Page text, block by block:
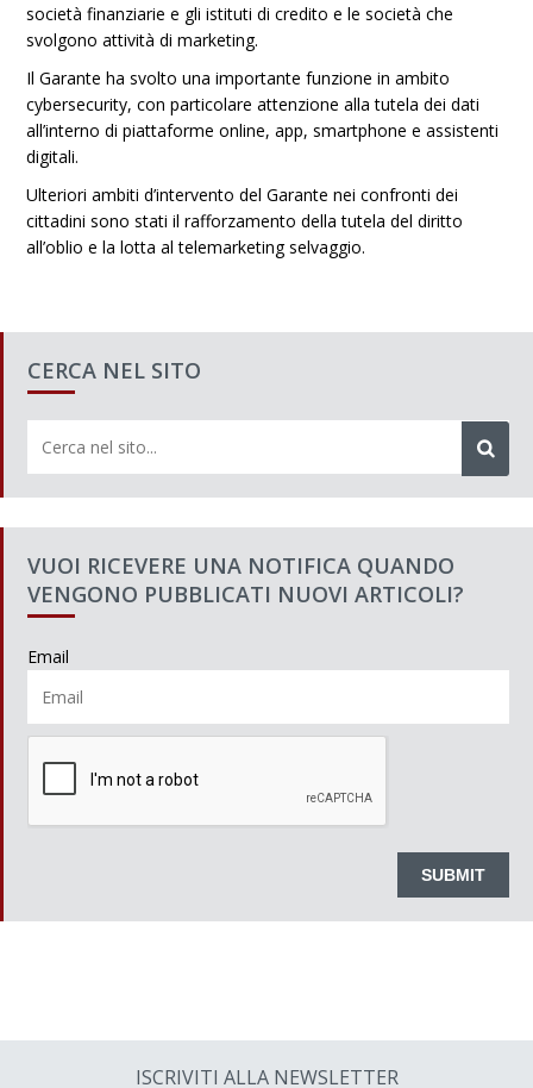
società finanziarie e gli istituti di credito e le società che
svolgono attività di marketing.
Il Garante ha svolto una importante funzione in ambito
cybersecurity, con particolare attenzione alla tutela dei dati
all’interno di piattaforme online, app, smartphone e assistenti
digitali.
Ulteriori ambiti d’intervento del Garante nei confronti dei
cittadini sono stati il rafforzamento della tutela del diritto
all’oblio e la lotta al telemarketing selvaggio.
CERCA NEL SITO
VUOI RICEVERE UNA NOTIFICA QUANDO
VENGONO PUBBLICATI NUOVI ARTICOLI?
Email
ISCRIVITI ALLA NEWSLETTER